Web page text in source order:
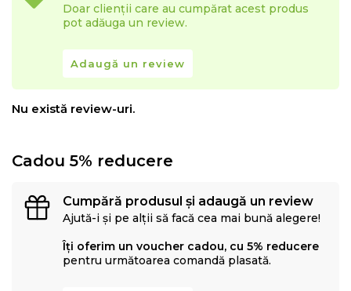
Doar clienții care au cumpărat acest produs
pot adăuga un review.
Adaugă un review
Nu există review-uri.
Cadou 5% reducere
Cumpără produsul și adaugă un review
Ajută-i și pe alții să facă cea mai bună alegere!
Îți oferim un voucher cadou, cu 5% reducere
pentru următoarea comandă plasată.